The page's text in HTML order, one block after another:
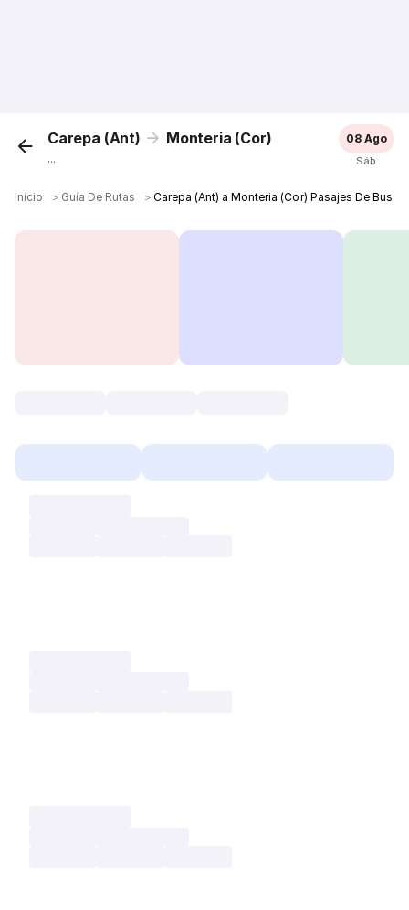
Carepa (Ant) Monteria (Cor)
...
08 Ago
Sáb
Inicio ＞ Guía De Rutas ＞Carepa (Ant) a Monteria (Cor) Pasajes De Bus